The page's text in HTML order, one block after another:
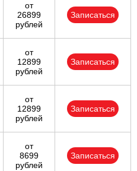
от
26899
рублей
Записаться
от
12899
рублей
Записаться
от
12899
рублей
Записаться
от
8699
рублей
Записаться